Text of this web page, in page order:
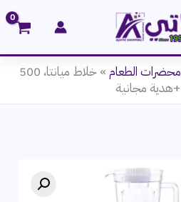
محضرات الطعام »
خلاط ميانتا، 500